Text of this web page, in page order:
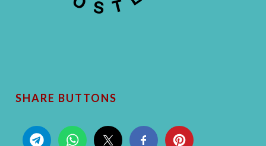
SHARE BUTTONS